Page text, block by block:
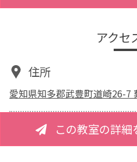
アクセ
住所
愛知県知多郡武豊町道崎26-7
この教室の詳細